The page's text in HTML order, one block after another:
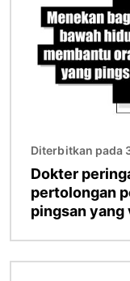
Diterbitkan pada
Dokter
pertolongan
pingsan yang